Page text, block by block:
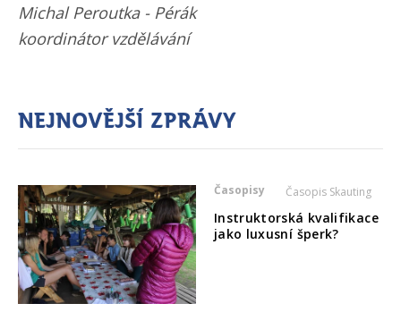
Michal Peroutka - Pérák
koordinátor vzdělávání
Nejnovější zprávy
Časopisy Časopis Skauting
Instruktorská kvalifikace
jako luxusní šperk?